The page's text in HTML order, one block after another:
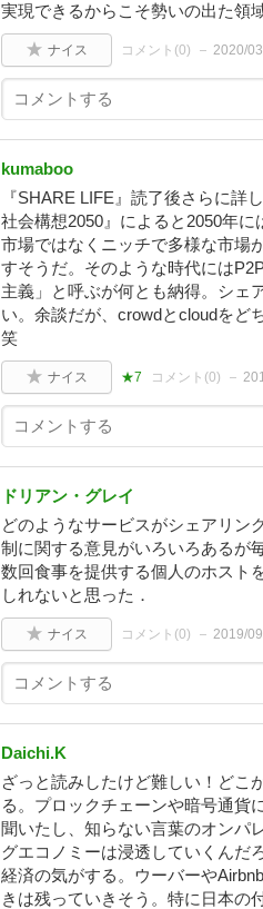
実現できるからこそ勢いの出た領
ナイス コメント(0) 2020/
kumaboo
『SHARE LIFE』読了後さらに詳
社会構想2050』によると2050年
市場ではなくニッチで多様な市場
すそうだ。そのような時代には
主義」と呼ぶが何とも納得。シェ
い。余談だが、crowdとcloudをど
笑
ナイス ★7 コメント(0)
ドリアン・グレイ
どのようなサービスがシェアリン
制に関する意見がいろいろあるが
数回食事を提供する個人のホスト
しれないと思った．
ナイス コメント(0) 2019/
Daichi.K
ざっと読みしたけど難しい！どこ
る。プロックチェーンや暗号通貨
聞いたし、知らない言葉のオンパ
グエコノミーは浸透していくんだ
経済の気がする。ウーバーや
きは残っていきそう。特に日本の